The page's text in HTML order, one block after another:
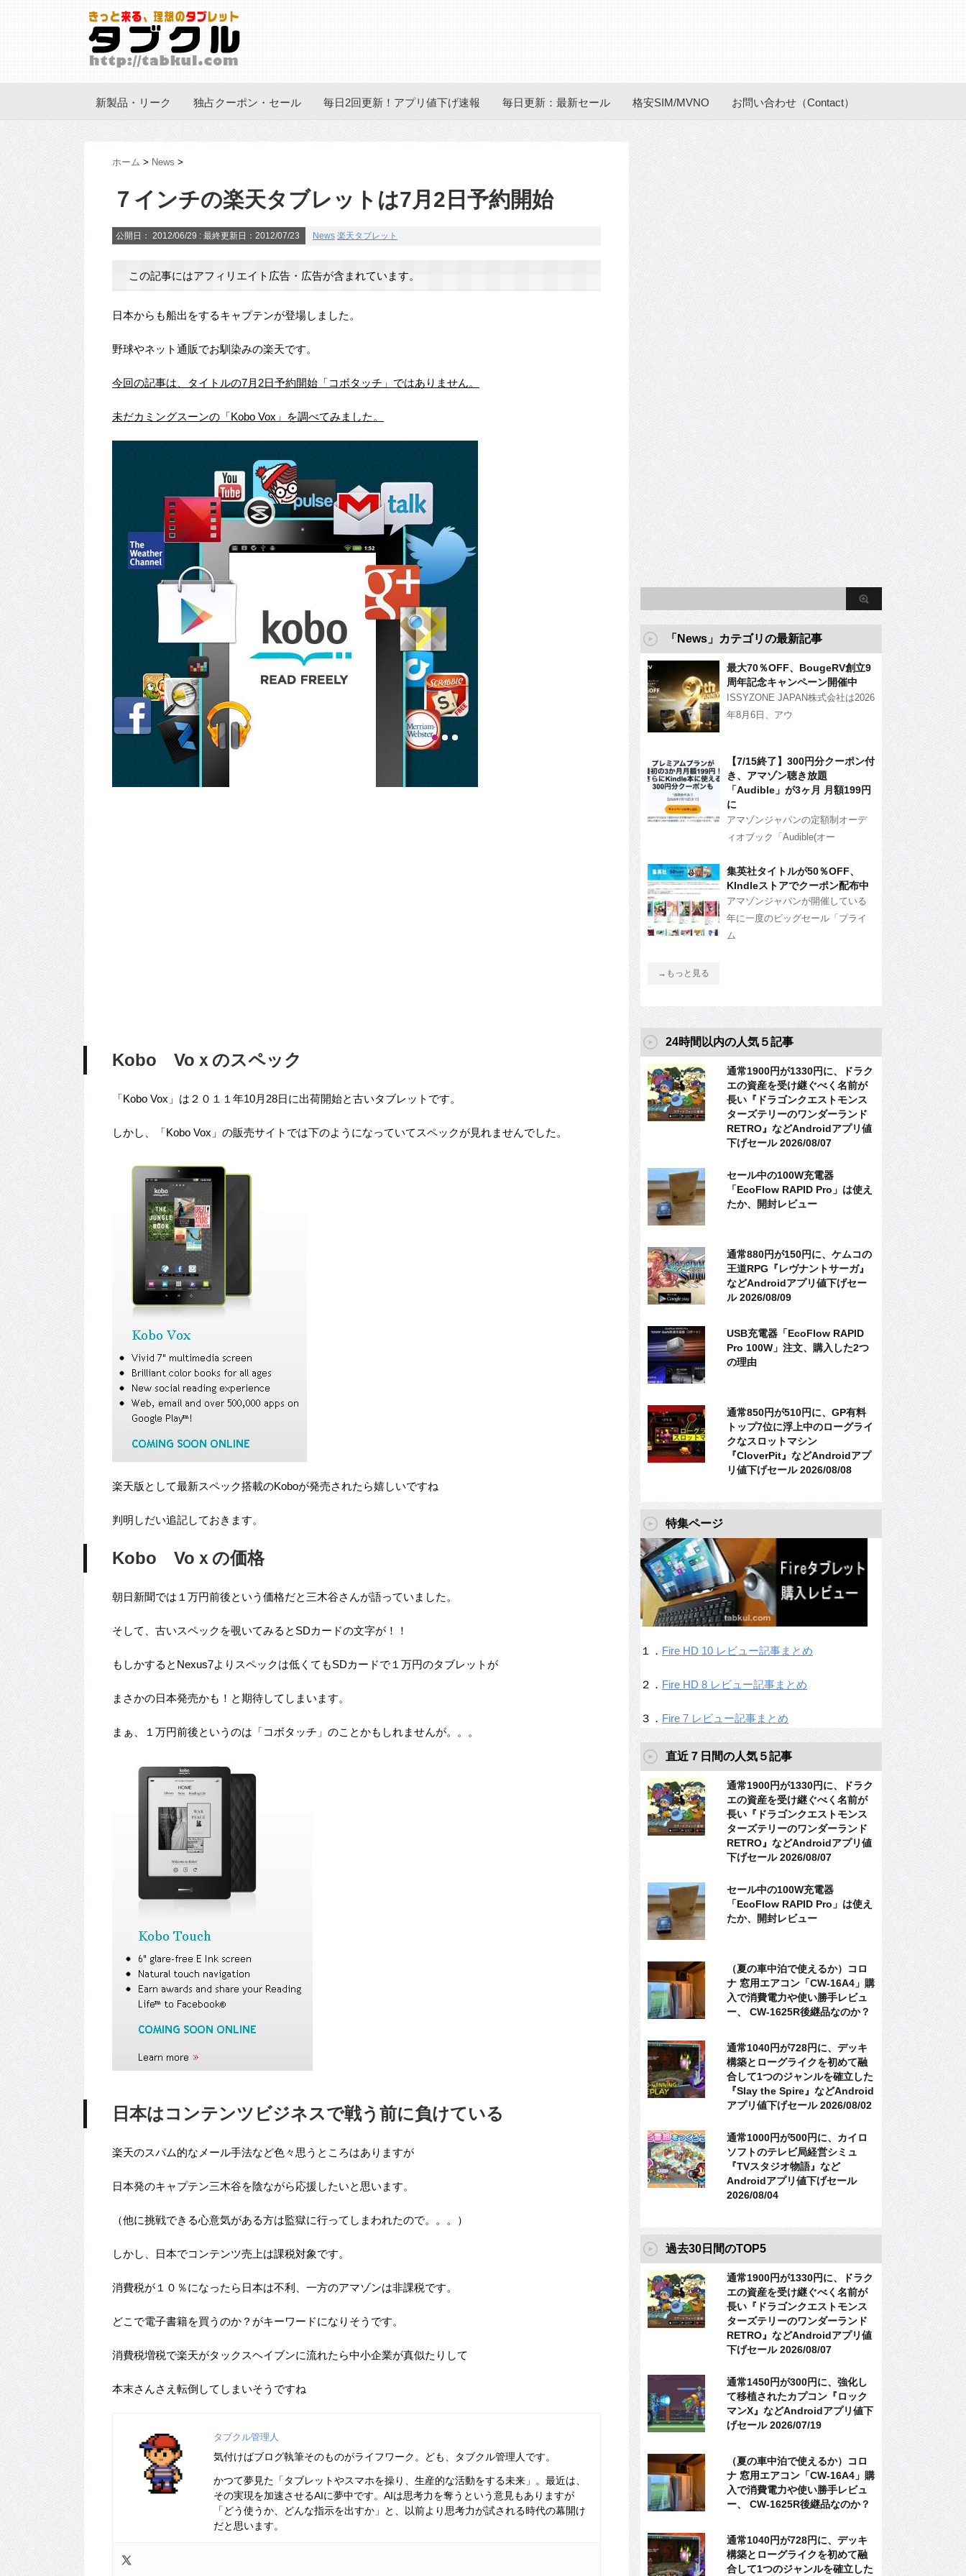
新製品・リーク 独占クーポン・セール 毎日2回更新！アプリ値下げ速報 毎日更新：最新セール 格安SIM/MVNO お問い合わせ（Contact）
ホーム > News >
７インチの楽天タブレットは7月2日予約開始
公開日： 2012/06/29 : 最終更新日：2012/07/23 News 楽天タブレット
この記事にはアフィリエイト広告・広告が含まれています。
日本からも船出をするキャプテンが登場しました。
野球やネット通販でお馴染みの楽天です。
今回の記事は、タイトルの7月2日予約開始「コボタッチ」ではありません。
未だカミングスーンの「Kobo Vox」を調べてみました。
Kobo Voｘのスペック
「Kobo Vox」は２０１１年10月28日に出荷開始と古いタブレットです。
しかし、「Kobo Vox」の販売サイトでは下のようになっていてスペックが見れませんでした。
楽天版として最新スペック搭載のKoboが発売されたら嬉しいですね
判明しだい追記しておきます。
Kobo Voｘの価格
朝日新聞では１万円前後という価格だと三木谷さんが語っていました。
そして、古いスペックを覗いてみるとSDカードの文字が！！
もしかするとNexus7よりスペックは低くてもSDカードで１万円のタブレットが
まさかの日本発売かも！と期待してしまいます。
まぁ、１万円前後というのは「コボタッチ」のことかもしれませんが。。。
日本はコンテンツビジネスで戦う前に負けている
楽天のスパム的なメール手法など色々思うところはありますが
日本発のキャプテン三木谷を陰ながら応援したいと思います。
（他に挑戦できる心意気がある方は監獄に行ってしまわれたので。。。）
しかし、日本でコンテンツ売上は課税対象です。
消費税が１０％になったら日本は不利、一方のアマゾンは非課税です。
どこで電子書籍を買うのか？がキーワードになりそうです。
消費税増税で楽天がタックスヘイブンに流れたら中小企業が真似たりして
本末さんさえ転倒してしまいそうですね
タブクル管理人
気付けばブログ執筆そのものがライフワーク。ども、タブクル管理人です。
かつて夢見た「タブレットやスマホを操り、生産的な活動をする未来」。最近は、
その実現を加速させるAIに夢中です。AIは思考力を奪うという意見もありますが
「どう使うか、どんな指示を出すか」と、以前より思考力が試される時代の幕開け
だと思います。
「News」カテゴリの最新記事
最大70％OFF、BougeRV創立9
周年記念キャンペーン開催中
ISSYZONE JAPAN株式会社は2026
年8月6日、アウ
【7/15終了】300円分クーポン付
き、アマゾン聴き放題
「Audible」が3ヶ月 月額199円
に
アマゾンジャパンの定額制オーデ
ィオブック「Audible(オー
集英社タイトルが50％OFF、
KIndleストアでクーポン配布中
アマゾンジャパンが開催している
年に一度のビッグセール「プライ
ム
→もっと見る
24時間以内の人気５記事
通常1900円が1330円に、ドラク
エの資産を受け継ぐべく名前が
長い『ドラゴンクエストモンス
ターズテリーのワンダーランド
RETRO』などAndroidアプリ値
下げセール 2026/08/07
セール中の100W充電器
「EcoFlow RAPID Pro」は使え
たか、開封レビュー
通常880円が150円に、ケムコの
王道RPG『レヴナントサーガ』
などAndroidアプリ値下げセー
ル 2026/08/09
USB充電器「EcoFlow RAPID
Pro 100W」注文、購入した2つ
の理由
通常850円が510円に、GP有料
トップ7位に浮上中のローグライ
クなスロットマシン
『CloverPit』などAndroidアプ
リ値下げセール 2026/08/08
特集ページ
１． Fire HD 10 レビュー記事まとめ
２． Fire HD 8 レビュー記事まとめ
３． Fire 7 レビュー記事まとめ
直近７日間の人気５記事
通常1900円が1330円に、ドラク
エの資産を受け継ぐべく名前が
長い『ドラゴンクエストモンス
ターズテリーのワンダーランド
RETRO』などAndroidアプリ値
下げセール 2026/08/07
セール中の100W充電器
「EcoFlow RAPID Pro」は使え
たか、開封レビュー
（夏の車中泊で使えるか）コロ
ナ 窓用エアコン「CW-16A4」購
入で消費電力や使い勝手レビュ
ー、 CW-1625R後継品なのか？
通常1040円が728円に、デッキ
構築とローグライクを初めて融
合して1つのジャンルを確立した
『Slay the Spire』などAndroid
アプリ値下げセール 2026/08/02
通常1000円が500円に、カイロ
ソフトのテレビ局経営シミュ
『TVスタジオ物語』など
Androidアプリ値下げセール
2026/08/04
過去30日間のTOP5
通常1900円が1330円に、ドラク
エの資産を受け継ぐべく名前が
長い『ドラゴンクエストモンス
ターズテリーのワンダーランド
RETRO』などAndroidアプリ値
下げセール 2026/08/07
通常1450円が300円に、強化し
て移植されたカプコン『ロック
マンX』などAndroidアプリ値下
げセール 2026/07/19
（夏の車中泊で使えるか）コロ
ナ 窓用エアコン「CW-16A4」購
入で消費電力や使い勝手レビュ
ー、 CW-1625R後継品なのか？
通常1040円が728円に、デッキ
構築とローグライクを初めて融
合して1つのジャンルを確立した